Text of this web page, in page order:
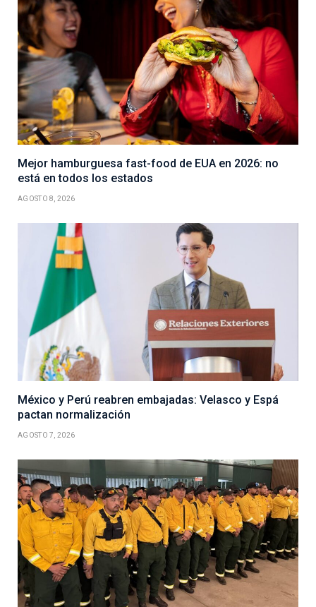
Mejor hamburguesa fast-food de EUA en 2026: no
está en todos los estados
AGOSTO 8, 2026
México y Perú reabren embajadas: Velasco y Espá
pactan normalización
AGOSTO 7, 2026